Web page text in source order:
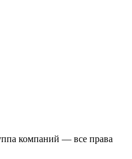
компаний — все права